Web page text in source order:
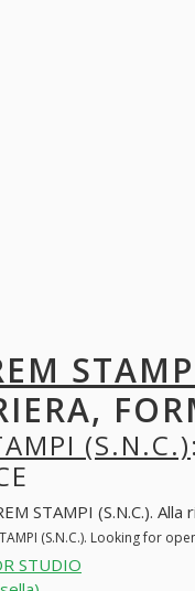
(S.N.C.)
STAMPI (S.N.C.).
(S.N.C.). Looking for
STUDIO